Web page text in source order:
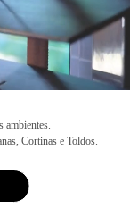
ambientes.
Cortinas e Toldos.